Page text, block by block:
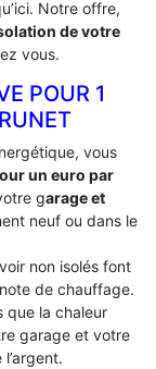
Notre offre,
de votre
vous.
POUR 1
vous
un euro par
garage et
neuf ou dans le
non isolés font
de chauffage.
que la chaleur
garage et votre